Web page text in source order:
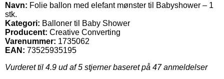
Navn: Folie ballon med elefant mønster til Babyshower – 1
stk.
Kategori: Balloner til Baby Shower
Producent: Creative Converting
Varenummer: 1735062
EAN: 73525935195
Vurderet til 4.9 ud af 5 stjerner baseret på 47anmeldelser